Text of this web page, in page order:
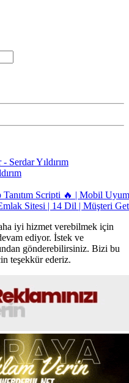
Serdar Yıldırım
Scripti 🔥 | Mobil
Sitesi | 14 Dil | Müşteri
iyi hizmet verebilmek için
ediyor. İstek ve
gönderebilirsiniz. Bizi bu
teşekkür ederiz.